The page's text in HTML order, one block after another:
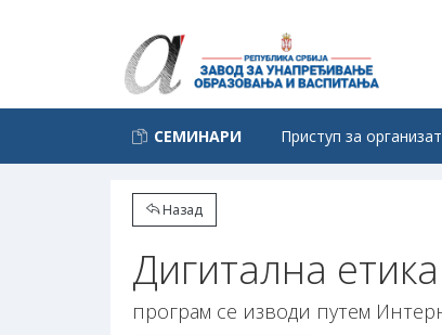
СЕМИНАРИ Приступ за
Назад
Дигитална
програм се изводи путем